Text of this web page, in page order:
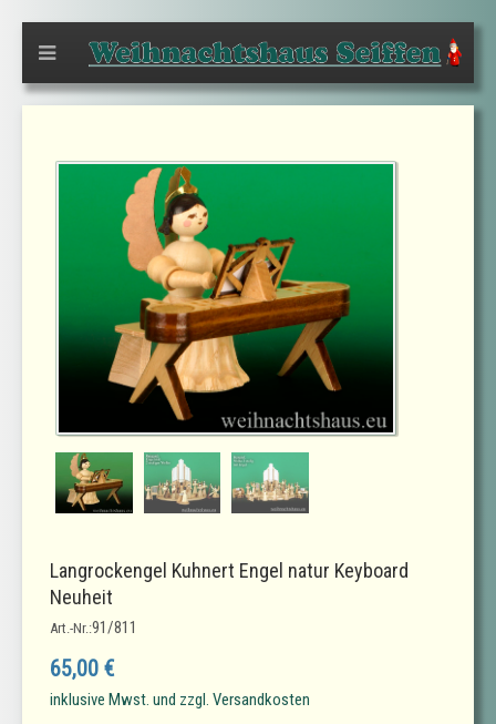
Langrockengel Kuhnert Engel natur Keyboard
Neuheit
Art.-Nr.:91/811
65,00 €
inklusive Mwst. und zzgl. Versandkosten